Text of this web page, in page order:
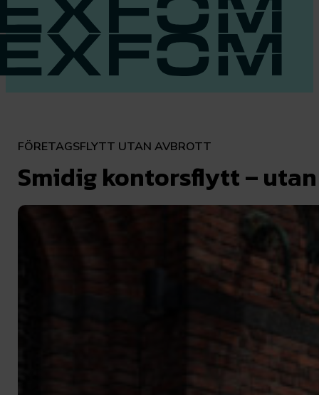
FÖRETAGSFLYTT UTAN AVBROTT
Smidig kontorsflytt –